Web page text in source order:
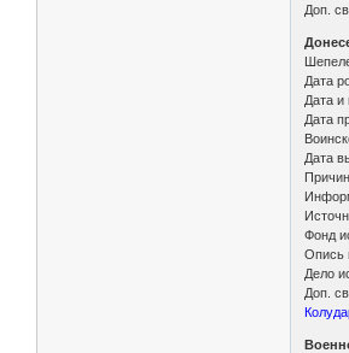
Доп.
Дата
Дата и
Дата
Дата
Фонд
Опись
Дело
Доп.